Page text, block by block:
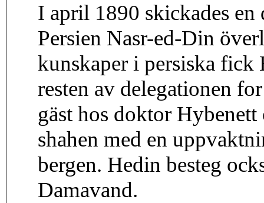
I april 1890 skickades
Persien Nasr-ed-Din
kunskaper i persiska
resten av delegationen
gäst hos doktor
shahen med en
bergen. Hedin besteg
Damavand.